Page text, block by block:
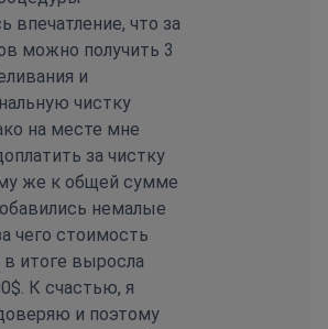
впечатление, что за
можно получить 3
и
чистку
на месте мне
за чистку
же к общей сумме
немалые
чего стоимость
итоге выросла
К счастью, я
и поэтому